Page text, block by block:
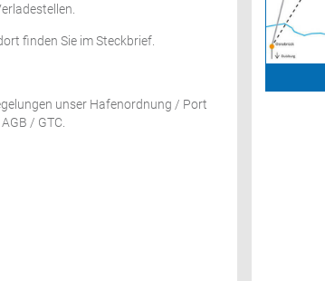
finden Sie im Steckbrief.
unser Hafenordnung / Port
/ GTC.